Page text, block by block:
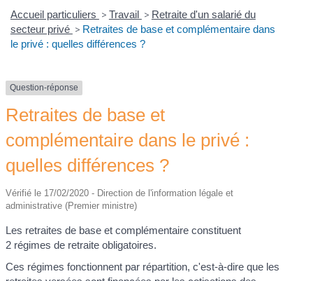
Accueil particuliers > Travail > Retraite d'un salarié du
secteur privé > Retraites de base et complémentaire dans
le privé : quelles différences ?
Question-réponse
Retraites de base et
complémentaire dans le privé :
quelles différences ?
Vérifié le 17/02/2020 - Direction de l'information légale et
administrative (Premier ministre)
Les retraites de base et complémentaire constituent
2 régimes de retraite obligatoires.
Ces régimes fonctionnent par répartition, c'est-à-dire que les